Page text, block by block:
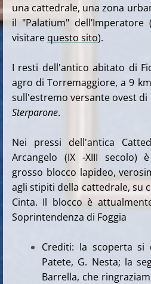
una cattedrale, una zona
il "Palatium"
visitare questo sito).
I resti dell'antico abitato di
agro di Torremaggiore, a 9
sull'estremo versante ovest
Sterparone.
Nei pressi dell'antica
Arcangelo (IX -XIII secolo)
grosso blocco lapideo,
agli stipiti della cattedrale, su
Cinta. Il blocco è
Soprintendenza di Foggia
Crediti: la scoperta si
Patete, G. Nesta; la
Barrella, che